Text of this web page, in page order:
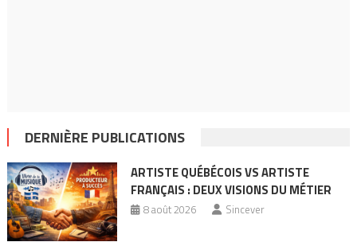
DERNIÈRE PUBLICATIONS
ARTISTE QUÉBÉCOIS VS ARTISTE
FRANÇAIS : DEUX VISIONS DU MÉTIER
8 août 2026 Sincever